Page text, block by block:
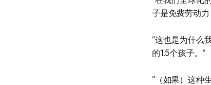
子是免费劳动
“这也是为什么
的1.5个孩子。”
“（如果）这种